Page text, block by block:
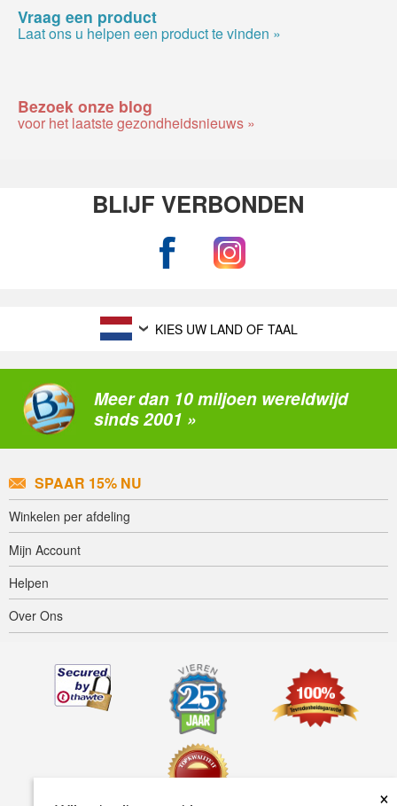
×
Vraag een product
Laat ons u helpen een product te vinden »
Bezoek onze blog
voor het laatste gezondheidsnieuws »
BLIJF VERBONDEN
KIES UW LAND OF TAAL
Meer dan 10 miljoen wereldwijd
sinds 2001 »
SPAAR 15% NU
Winkelen per afdeling
Mijn Account
Helpen
Over Ons